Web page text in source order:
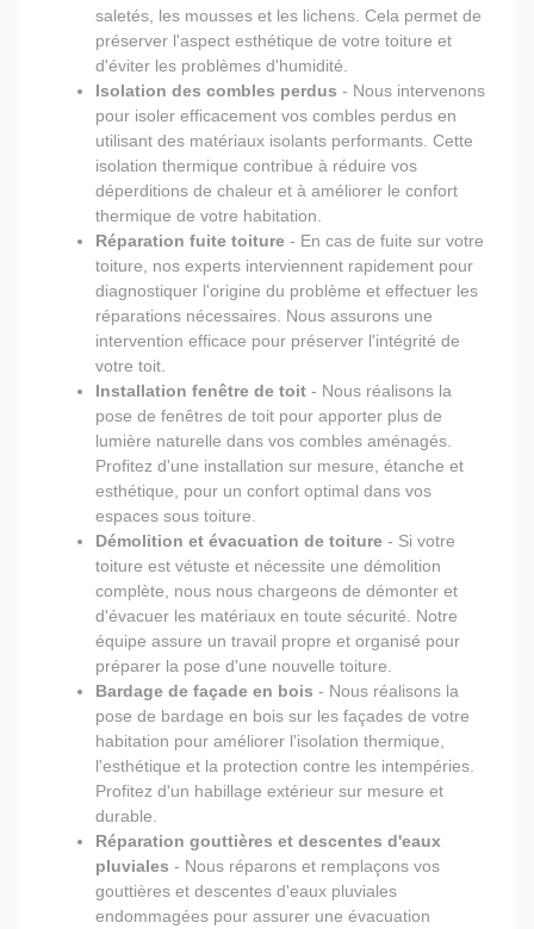
saletés, les mousses et les lichens. Cela permet de
préserver l'aspect esthétique de votre toiture et
d'éviter les problèmes d'humidité.
Isolation des combles perdus - Nous intervenons
pour isoler efficacement vos combles perdus en
utilisant des matériaux isolants performants. Cette
isolation thermique contribue à réduire vos
déperditions de chaleur et à améliorer le confort
thermique de votre habitation.
Réparation fuite toiture - En cas de fuite sur votre
toiture, nos experts interviennent rapidement pour
diagnostiquer l'origine du problème et effectuer les
réparations nécessaires. Nous assurons une
intervention efficace pour préserver l'intégrité de
votre toit.
Installation fenêtre de toit - Nous réalisons la
pose de fenêtres de toit pour apporter plus de
lumière naturelle dans vos combles aménagés.
Profitez d'une installation sur mesure, étanche et
esthétique, pour un confort optimal dans vos
espaces sous toiture.
Démolition et évacuation de toiture - Si votre
toiture est vétuste et nécessite une démolition
complète, nous nous chargeons de démonter et
d'évacuer les matériaux en toute sécurité. Notre
équipe assure un travail propre et organisé pour
préparer la pose d'une nouvelle toiture.
Bardage de façade en bois - Nous réalisons la
pose de bardage en bois sur les façades de votre
habitation pour améliorer l'isolation thermique,
l'esthétique et la protection contre les intempéries.
Profitez d'un habillage extérieur sur mesure et
durable.
Réparation gouttières et descentes d'eaux
pluviales - Nous réparons et remplaçons vos
gouttières et descentes d'eaux pluviales
endommagées pour assurer une évacuation